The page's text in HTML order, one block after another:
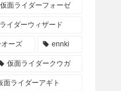
仮面ライダーフォーゼ
イダーウィザード
ーズ ennki
仮面ライダークウガ
面ライダーアギト